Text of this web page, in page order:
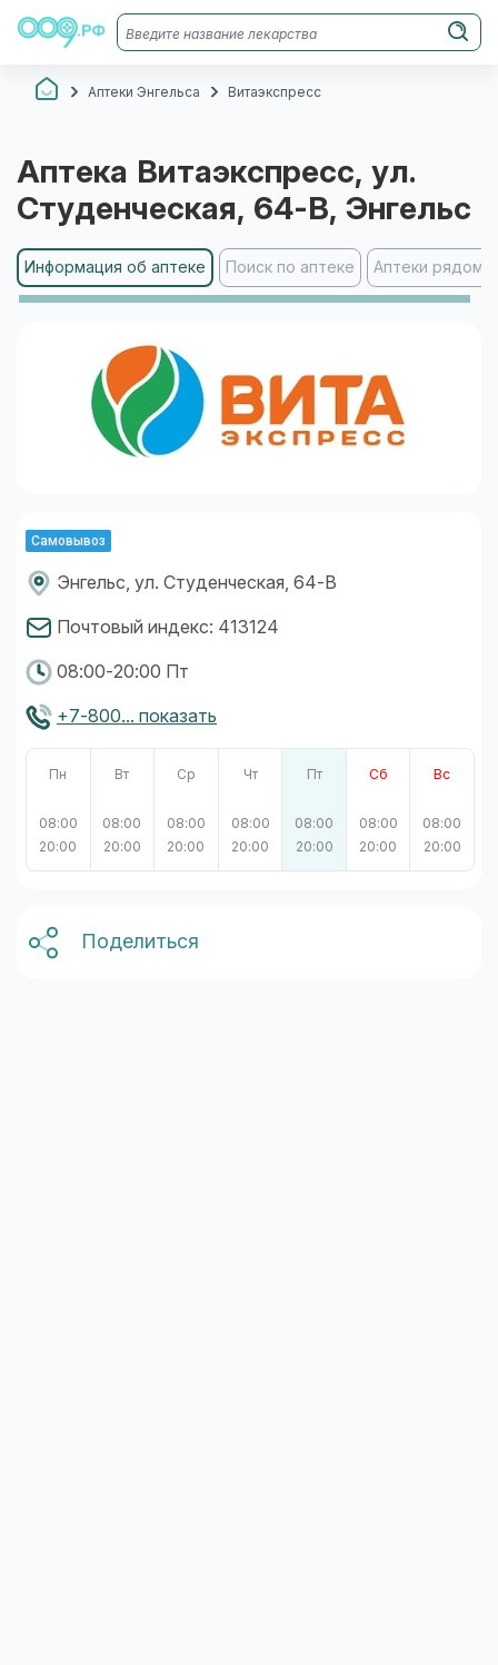
Аптеки Энгельса Витаэкспресс
Аптека Витаэкспресс, ул.
Студенческая, 64-В, Энгельс
Информация об аптеке Поиск по аптеке Аптеки рядом
Самовывоз
Энгельс, ул. Студенческая, 64-В
Почтовый индекс: 413124
08:00-20:00 Пт
+7-800... показать
Пн
08:00
20:00
Вт
08:00
20:00
Ср
08:00
20:00
Чт
08:00
20:00
Пт
08:00
20:00
Сб
08:00
20:00
Вс
08:00
20:00
Поделиться